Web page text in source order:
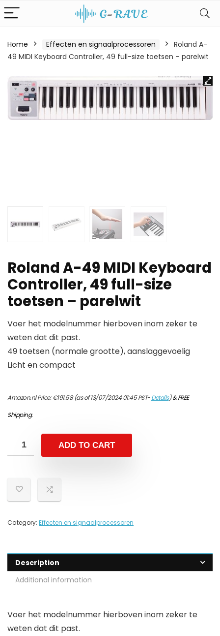
Home Effecten en signaalprocessoren
Roland A-
49 MIDI Keyboard Controller, 49 full-size toetsen – parelwit
Roland A-49 MIDI Keyboard
Controller, 49 full-size
toetsen – parelwit
Voer het modelnummer hierboven inom zeker te
weten dat dit past.
49 toetsen (normale grootte), aanslaggevoelig
Licht en compact
Amazon.nl Price:€191.58(as of 13/07/2024 01:45 PST-Details)&FREE
Shipping.
ADD TO CART
Category: Effecten en signaalprocessoren
Description
Additional information
Voer het modelnummer hierboven inom zeker te
weten dat dit past.